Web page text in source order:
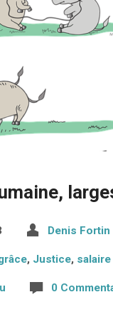
Denis Fortin
, Justice, salaire
0